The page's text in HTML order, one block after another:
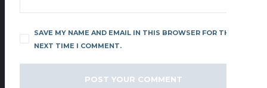
SAVE MY NAME AND EMAIL IN THIS BROWSER FOR THE
NEXT TIME I COMMENT.